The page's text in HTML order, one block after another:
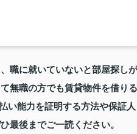
職に就いていないと部屋探しが
無職の方でも賃貸物件を借りる
い能力を証明する方法や保証人
最後までご一読ください。